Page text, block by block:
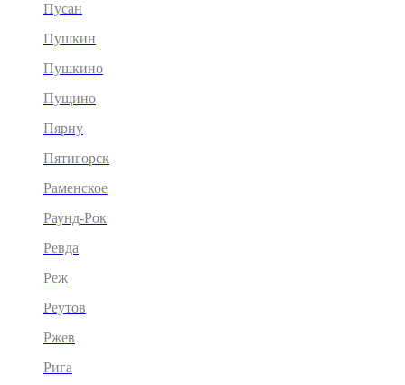
Пусан
Пушкин
Пушкино
Пущино
Пярну
Пятигорск
Раменское
Раунд-Рок
Ревда
Реж
Реутов
Ржев
Рига